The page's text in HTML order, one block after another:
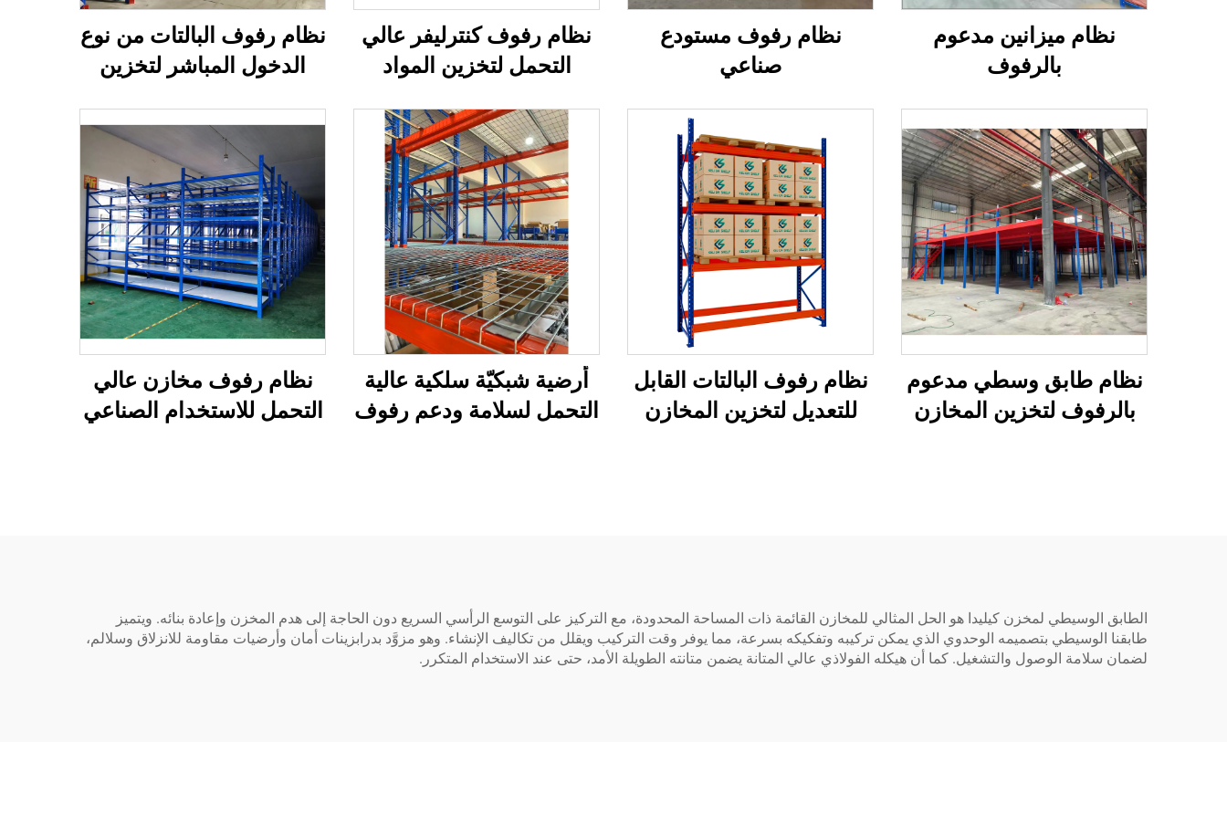
نظام ميزانين مدعوم
بالرفوف
نظام رفوف مستودع
صناعي
نظام رفوف كنترليفر عالي
التحمل لتخزين المواد
نظام رفوف البالتات من نوع
الدخول المباشر لتخزين
نظام طابق وسطي مدعوم
بالرفوف لتخزين المخازن
نظام رفوف البالتات القابل
للتعديل لتخزين المخازن
أرضية شبكيّة سلكية عالية
التحمل لسلامة ودعم رفوف
نظام رفوف مخازن عالي
التحمل للاستخدام الصناعي
الطابق الوسيطي لمخزن كيليدا هو الحل المثالي للمخازن القائمة ذات المساحة المحدودة، مع التركيز على التوسع الرأسي السريع دون الحاجة إلى هدم المخزن وإعادة بنائه. ويتميز
طابقنا الوسيطي بتصميمه الوحدوي الذي يمكن تركيبه وتفكيكه بسرعة، مما يوفر وقت التركيب ويقلل من تكاليف الإنشاء. وهو مزوَّد بدرابزينات أمان وأرضيات مقاومة للانزلاق وسلالم،
لضمان سلامة الوصول والتشغيل. كما أن هيكله الفولاذي عالي المتانة يضمن متانته الطويلة الأمد، حتى عند الاستخدام المتكرر.